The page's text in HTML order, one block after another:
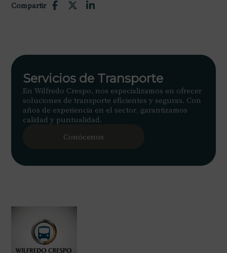
Compartir
Servicios de Transporte
En Wilfredo Crespo, nos especializamos en ofrecer
soluciones de transporte eficientes y seguras. Con
años de experiencia en el sector, garantizamos
calidad y puntualidad.
Conócenos